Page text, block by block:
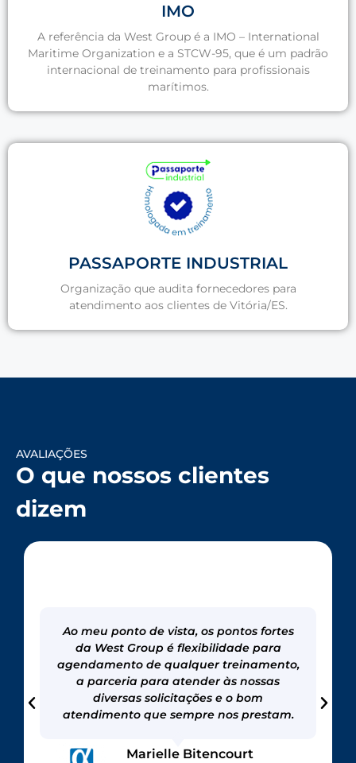
IMO
A referência da West Group é a IMO – International
Maritime Organization e a STCW-95, que é um padrão
internacional de treinamento para profissionais
marítimos.
PASSAPORTE INDUSTRIAL
Organização que audita fornecedores para
atendimento aos clientes de Vitória/ES.
AVALIAÇÕES
O que nossos clientes
dizem
Ao meu ponto de vista, os pontos fortes
da West Group é flexibilidade para
agendamento de qualquer treinamento,
a parceria para atender às nossas
diversas solicitações e o bom
atendimento que sempre nos prestam.
Marielle Bitencourt